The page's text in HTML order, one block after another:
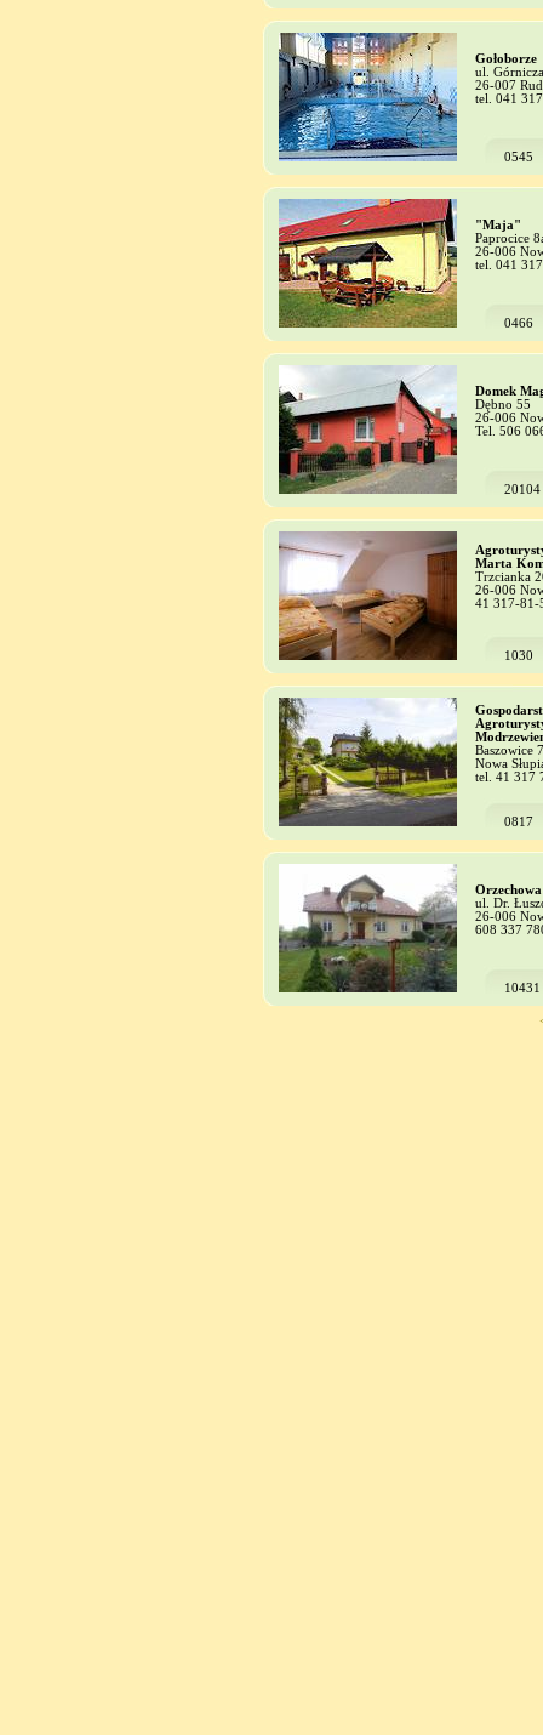
Gołoborze
ul.
26-007
tel. 041
0545
"Maja"
Paprocice
26-006
tel. 041
0466
Domek
Dębno 55
26-006
Tel. 506
20104
Marta
Trzcianka
26-006
41 317-81-
1030
Baszowice
Nowa
tel. 41 317
0817
ul. Dr.
26-006
608 337
10431